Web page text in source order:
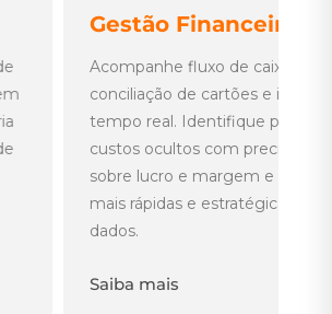
Financeira
fluxo de caixa, DRE,
de cartões e indicadores em
Identifique perdas, desvios e
com precisão, tenha clareza
e margem e tome decisões
e estratégicas com base em